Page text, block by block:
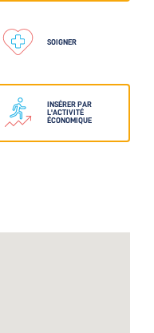
SOIGNER
INSÉRER PAR
L'ACTIVITÉ
ÉCONOMIQUE